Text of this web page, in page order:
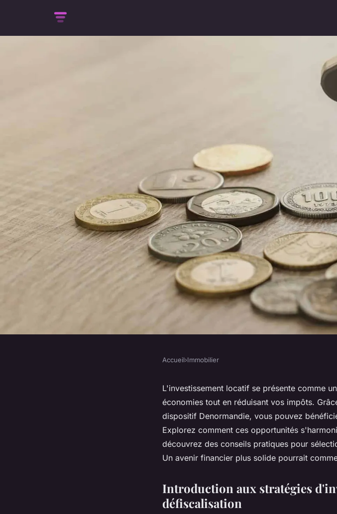
Maximisez vos économies avec
l'investissement locatif et la
défiscalisation
Accueil›Immobilier
L'investissement locatif se présente comme
économies tout en réduisant vos impôts.
dispositif Denormandie, vous pouvez
Explorez comment ces opportunités
découvrez des conseils pratiques pour
Un avenir financier plus solide pourrait
Introduction aux stratégies
défiscalisation